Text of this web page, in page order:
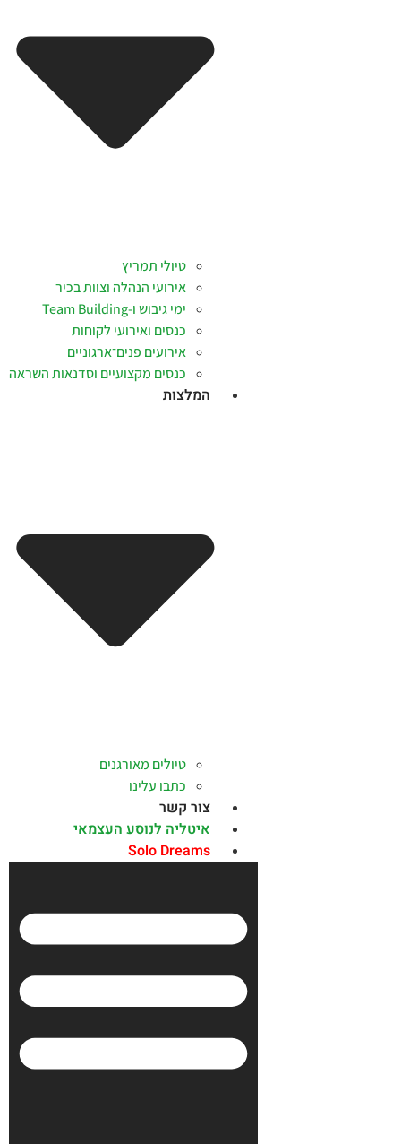
טיולי תמריץ
אירועי הנהלה וצוות בכיר
ימי גיבוש ו-Team Building
כנסים ואירועי לקוחות
אירועים פנים־ארגוניים
כנסים מקצועיים וסדנאות השראה
המלצות
טיולים מאורגנים
כתבו עלינו
צור קשר
איטליה לנוסע העצמאי
Solo Dreams